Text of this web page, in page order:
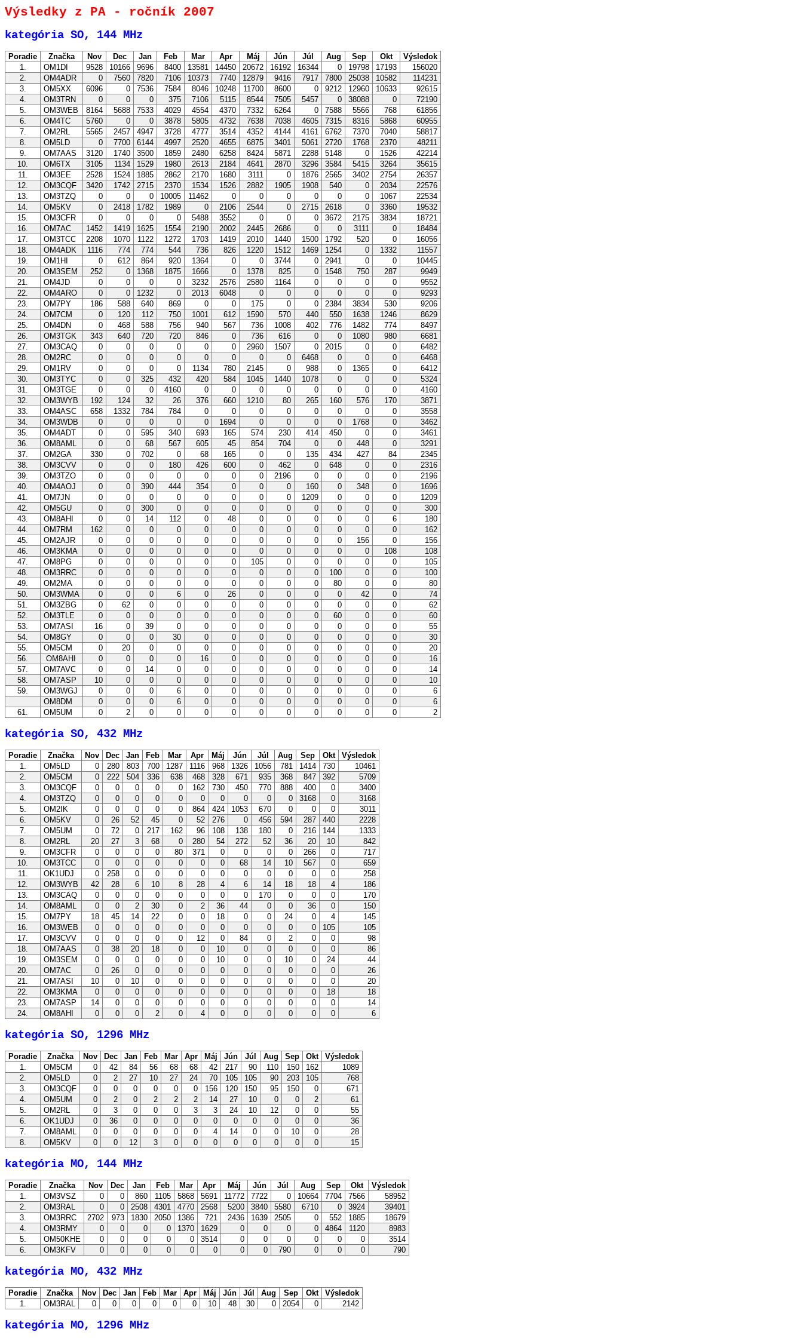
Výsledky z PA - ročník 2007
kategória SO, 144 MHz
Poradie Značka Nov Dec Jan Feb Mar Apr Máj Jún Júl Aug Sep Okt
Výsledok
1.
OM1DI 9528 10166 9696 8400 13581 14450 20672 16192 16344 0 19798 17193
156020
2.
OM4ADR 0 7560 7820 7106 10373 7740 12879 9416 7917 7800 25038 10582
114231
3.
OM5XX 6096 0 7536 7584 8046 10248 11700 8600 0 9212 12960 10633
92615
4.
OM3TRN 0 0 0 375 7106 5115 8544 7505 5457 0 38088 0
72190
5.
OM3WEB 8164 5688 7533 4029 4554 4370 7332 6264 0 7588 5566 768
61856
6.
OM4TC 5760 0 0 3878 5805 4732 7638 7038 4605 7315 8316 5868
60955
7.
OM2RL 5565 2457 4947 3728 4777 3514 4352 4144 4161 6762 7370 7040
58817
8.
OM5LD 0 7700 6144 4997 2520 4655 6875 3401 5061 2720 1768 2370
48211
9.
OM7AAS 3120 1740 3500 1859 2480 6258 8424 5871 2288 5148 0 1526
42214
10.
OM6TX 3105 1134 1529 1980 2613 2184 4641 2870 3296 3584 5415 3264
35615
11.
OM3EE 2528 1524 1885 2862 2170 1680 3111 0 1876 2565 3402 2754
26357
12.
OM3CQF 3420 1742 2715 2370 1534 1526 2882 1905 1908 540 0 2034
22576
13.
OM3TZQ 0 0 0 10005 11462 0 0 0 0 0 0 1067
22534
14.
OM5KV 0 2418 1782 1989 0 2106 2544 0 2715 2618 0 3360
19532
15.
OM3CFR 0 0 0 0 5488 3552 0 0 0 3672 2175 3834
18721
16.
OM7AC 1452 1419 1625 1554 2190 2002 2445 2686 0 0 3111 0
18484
17.
OM3TCC 2208 1070 1122 1272 1703 1419 2010 1440 1500 1792 520 0
16056
18.
OM4ADK 1116 774 774 544 736 826 1220 1512 1469 1254 0 1332
11557
19.
OM1HI 0 612 864 920 1364 0 0 3744 0 2941 0 0
10445
20.
OM3SEM 252 0 1368 1875 1666 0 1378 825 0 1548 750 287
9949
21.
OM4JD 0 0 0 0 3232 2576 2580 1164 0 0 0 0
9552
22.
OM4ARO 0 0 1232 0 2013 6048 0 0 0 0 0 0
9293
23.
OM7PY 186 588 640 869 0 0 175 0 0 2384 3834 530
9206
24.
OM7CM 0 120 112 750 1001 612 1590 570 440 550 1638 1246
8629
25.
OM4DN 0 468 588 756 940 567 736 1008 402 776 1482 774
8497
26.
OM3TGK 343 640 720 720 846 0 736 616 0 0 1080 980
6681
27.
OM3CAQ 0 0 0 0 0 0 2960 1507 0 2015 0 0
6482
28.
OM2RC 0 0 0 0 0 0 0 0 6468 0 0 0
6468
29.
OM1RV 0 0 0 0 1134 780 2145 0 988 0 1365 0
6412
30.
OM3TYC 0 0 325 432 420 584 1045 1440 1078 0 0 0
5324
31.
OM3TGE 0 0 0 4160 0 0 0 0 0 0 0 0
4160
32.
OM3WYB 192 124 32 26 376 660 1210 80 265 160 576 170
3871
33.
OM4ASC 658 1332 784 784 0 0 0 0 0 0 0 0
3558
34.
OM3WDB 0 0 0 0 0 1694 0 0 0 0 1768 0
3462
35.
OM4ADT 0 0 595 340 693 165 574 230 414 450 0 0
3461
36.
OM8AML 0 0 68 567 605 45 854 704 0 0 448 0
3291
37.
OM2GA 330 0 702 0 68 165 0 0 135 434 427 84
2345
38.
OM3CVV 0 0 0 180 426 600 0 462 0 648 0 0
2316
39.
OM3TZO 0 0 0 0 0 0 0 2196 0 0 0 0
2196
40.
OM4AOJ 0 0 390 444 354 0 0 0 160 0 348 0
1696
41.
OM7JN 0 0 0 0 0 0 0 0 1209 0 0 0
1209
42.
OM5GU 0 0 300 0 0 0 0 0 0 0 0 0
300
43.
OM8AHI 0 0 14 112 0 48 0 0 0 0 0 6
180
44.
OM7RM 162 0 0 0 0 0 0 0 0 0 0 0
162
45.
OM2AJR 0 0 0 0 0 0 0 0 0 0 156 0
156
46.
OM3KMA 0 0 0 0 0 0 0 0 0 0 0 108
108
47.
OM8PG 0 0 0 0 0 0 105 0 0 0 0 0
105
48.
OM3RRC 0 0 0 0 0 0 0 0 0 100 0 0
100
49.
OM2MA 0 0 0 0 0 0 0 0 0 80 0 0
80
50.
OM3WMA 0 0 0 6 0 26 0 0 0 0 42 0
74
51.
OM3ZBG 0 62 0 0 0 0 0 0 0 0 0 0
62
52.
OM3TLE 0 0 0 0 0 0 0 0 0 60 0 0
60
53.
OM7ASI 16 0 39 0 0 0 0 0 0 0 0 0
55
54.
OM8GY 0 0 0 30 0 0 0 0 0 0 0 0
30
55.
OM5CM 0 20 0 0 0 0 0 0 0 0 0 0
20
56.
OM8AHI 0 0 0 0 16 0 0 0 0 0 0 0
16
57.
OM7AVC 0 0 14 0 0 0 0 0 0 0 0 0
14
58.
OM7ASP 10 0 0 0 0 0 0 0 0 0 0 0
10
59.
OM3WGJ 0 0 0 6 0 0 0 0 0 0 0 0
6
OM8DM
0 0 0 6 0 0 0 0 0 0 0 0
6
61.
OM5UM 0 2 0 0 0 0 0 0 0 0 0 0 2
kategória SO, 432 MHz
Poradie Značka Nov Dec Jan Feb Mar Apr Máj Jún Júl Aug Sep Okt
Výsledok
1.
OM5LD 0 280 803 700 1287 1116 968 1326 1056 781 1414 730
10461
2.
OM5CM 0 222 504 336 638 468 328 671 935 368 847 392
5709
3.
OM3CQF 0 0 0 0 0 162 730 450 770 888 400 0
3400
4.
OM3TZQ 0 0 0 0 0 0 0 0 0 0 3168 0
3168
5.
OM2IK 0 0 0 0 0 864 424 1053 670 0 0 0
3011
6.
OM5KV 0 26 52 45 0 52 276 0 456 594 287 440
2228
7.
OM5UM 0 72 0 217 162 96 108 138 180 0 216 144
1333
8.
OM2RL 20 27 3 68 0 280 54 272 52 36 20 10
842
9.
OM3CFR 0 0 0 0 80 371 0 0 0 0 266 0
717
10.
OM3TCC 0 0 0 0 0 0 0 68 14 10 567 0
659
11.
OK1UDJ 0 258 0 0 0 0 0 0 0 0 0 0
258
12.
OM3WYB 42 28 6 10 8 28 4 6 14 18 18 4
186
13.
OM3CAQ 0 0 0 0 0 0 0 0 170 0 0 0
170
14.
OM8AML 0 0 2 30 0 2 36 44 0 0 36 0
150
15.
OM7PY 18 45 14 22 0 0 18 0 0 24 0 4
145
16.
OM3WEB 0 0 0 0 0 0 0 0 0 0 0 105
105
17.
OM3CVV 0 0 0 0 0 12 0 84 0 2 0 0
98
18.
OM7AAS 0 38 20 18 0 0 10 0 0 0 0 0
86
19.
OM3SEM 0 0 0 0 0 0 10 0 0 10 0 24
44
20.
OM7AC 0 26 0 0 0 0 0 0 0 0 0 0
26
21.
OM7ASI 10 0 10 0 0 0 0 0 0 0 0 0
20
22.
OM3KMA 0 0 0 0 0 0 0 0 0 0 0 18
18
23.
OM7ASP 14 0 0 0 0 0 0 0 0 0 0 0
14
24.
OM8AHI 0 0 0 2 0 4 0 0 0 0 0 0 6
kategória SO, 1296 MHz
Poradie Značka Nov Dec Jan Feb Mar Apr Máj Jún Júl Aug Sep Okt
Výsledok
1.
OM5CM 0 42 84 56 68 68 42 217 90 110 150 162
1089
2.
OM5LD 0 2 27 10 27 24 70 105 105 90 203 105
768
3.
OM3CQF 0 0 0 0 0 0 156 120 150 95 150 0
671
4.
OM5UM 0 2 0 2 2 2 14 27 10 0 0 2
61
5.
OM2RL 0 3 0 0 0 3 3 24 10 12 0 0
55
6.
OK1UDJ 0 36 0 0 0 0 0 0 0 0 0 0
36
7.
OM8AML 0 0 0 0 0 0 4 14 0 0 10 0
28
8.
OM5KV 0 0 12 3 0 0 0 0 0 0 0 0 15
kategória MO, 144 MHz
Poradie Značka Nov Dec Jan Feb Mar Apr Máj Jún Júl Aug Sep Okt
Výsledok
1.
OM3VSZ 0 0 860 1105 5868 5691 11772 7722 0 10664 7704 7566
58952
2.
OM3RAL 0 0 2508 4301 4770 2568 5200 3840 5580 6710 0 3924
39401
3.
OM3RRC 2702 973 1830 2050 1386 721 2436 1639 2505 0 552 1885
18679
4.
OM3RMY 0 0 0 0 1370 1629 0 0 0 0 4864 1120
8983
5.
OM50KHE 0 0 0 0 0 3514 0 0 0 0 0 0
3514
6.
OM3KFV 0 0 0 0 0 0 0 0 790 0 0 0 790
kategória MO, 432 MHz
Poradie Značka Nov Dec Jan Feb Mar Apr Máj Jún Júl Aug Sep Okt
Výsledok
1.
OM3RAL 0 0 0 0 0 0 10 48 30 0 2054 0 2142
kategória MO, 1296 MHz